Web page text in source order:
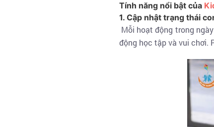
Tính năng nổi bật của
1. Cập nhật trạng thái
Mỗi hoạt động trong
động học tập và vui chơi.